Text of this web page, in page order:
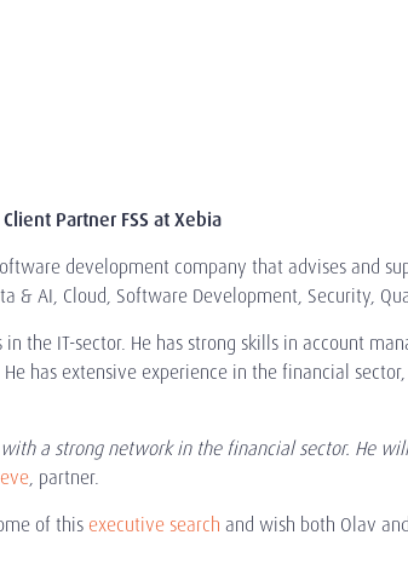
Partner FSS at Xebia
development company that advises and
& AI, Cloud, Software Development, Security,
the IT-sector. He has strong skills in account
has extensive experience in the financial
a strong network in the financial sector. He
, partner.
of this executive search and wish both Olav